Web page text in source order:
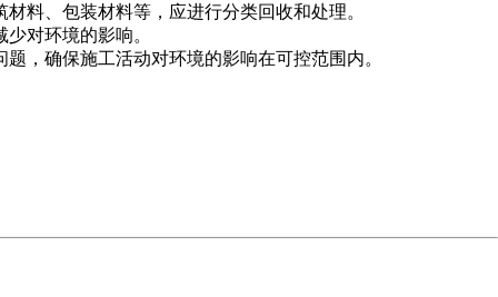
、包装材料等，应进行分类回收和处理。
对环境的影响。
，确保施工活动对环境的影响在可控范围内。